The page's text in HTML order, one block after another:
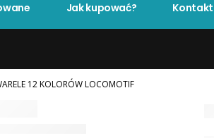
Jak kupować? Kontakt
12 KOLORÓW LOCOMOTIF